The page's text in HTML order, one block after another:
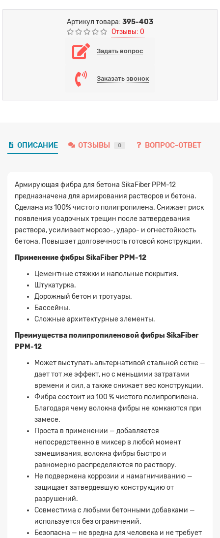
Артикул товара: 395-403
Отзывы: 0
Задать вопрос
Заказать звонок
ОПИСАНИЕ ОТЗЫВЫ 0 ВОПРОС-ОТВЕТ
Армирующая фибра для бетона SikaFiber PPM-12
предназначена для армирования растворов и бетона.
Сделана из 100% чистого полипропилена. Снижает риск
появления усадочных трещин после затвердевания
раствора, усиливает морозо-, ударо- и огнестойкость
бетона. Повышает долговечность готовой конструкции.
Применение фибры SikaFiber PPM-12
Цементные стяжки и напольные покрытия.
Штукатурка.
Дорожный бетон и тротуары.
Бассейны.
Сложные архитектурные элементы.
Преимущества полипропиленовой фибры SikaFiber
PPM-12
Может выступать альтернативой стальной сетке —
дает тот же эффект, но с меньшими затратами
времени и сил, а также снижает вес конструкции.
Фибра состоит из 100 % чистого полипропилена.
Благодаря чему волокна фибры не комкаются при
замесе.
Проста в применении — добавляется
непосредственно в миксер в любой момент
замешивания, волокна фибры быстро и
равномерно распределяются по раствору.
Не подвержена коррозии и намагничиванию —
защищает затвердевшую конструкцию от
разрушений.
Совместима с любыми бетонными добавками —
используется без ограничений.
Безопасна — не вредна для человека и не требует
Заявка на расчет
Прикрепите
файл